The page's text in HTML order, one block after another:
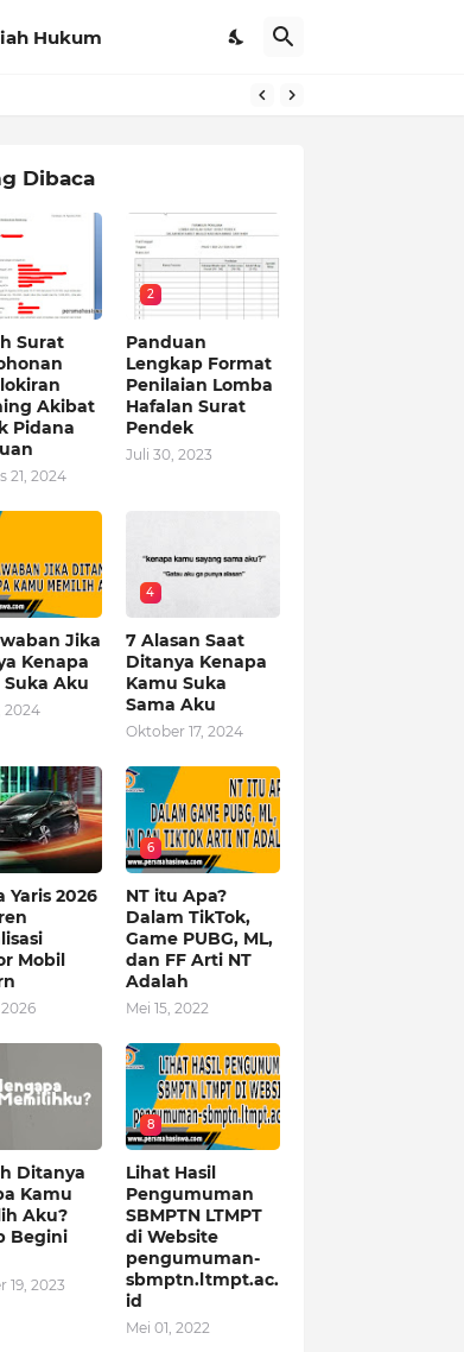
Hukum
Dibaca
Surat
Akibat
Pidana
21, 2024
2
Panduan
Lengkap Format
Penilaian Lomba
Hafalan Surat
Pendek
Juli 30, 2023
Jika
Kenapa
Suka Aku
2024
4
7 Alasan Saat
Ditanya Kenapa
Kamu Suka
Sama Aku
Oktober 17, 2024
Yaris 2026
Mobil
6
NT itu Apa?
Dalam TikTok,
Game PUBG, ML,
dan FF Arti NT
Adalah
Mei 15, 2022
Ditanya
Kamu
Aku?
Begini
19, 2023
8
Lihat Hasil
Pengumuman
SBMPTN LTMPT
di Website
pengumuman-
sbmptn.ltmpt.ac.
id
Mei 01, 2022